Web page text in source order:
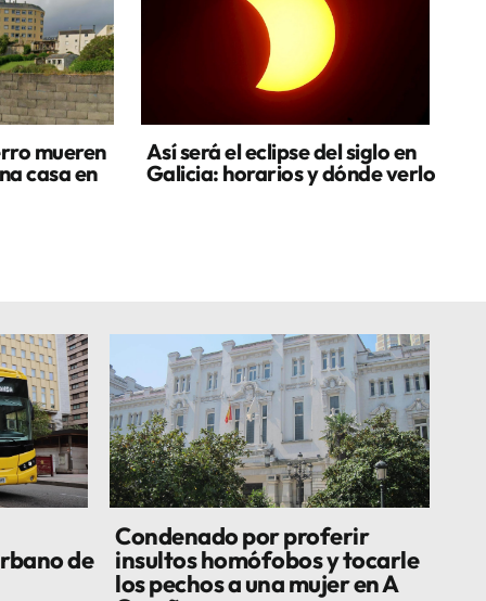
mueren
casa en
Así será el eclipse del siglo en
Galicia: horarios y dónde verlo
de
Condenado por proferir
insultos homófobos y tocarle
los pechos a una mujer en A